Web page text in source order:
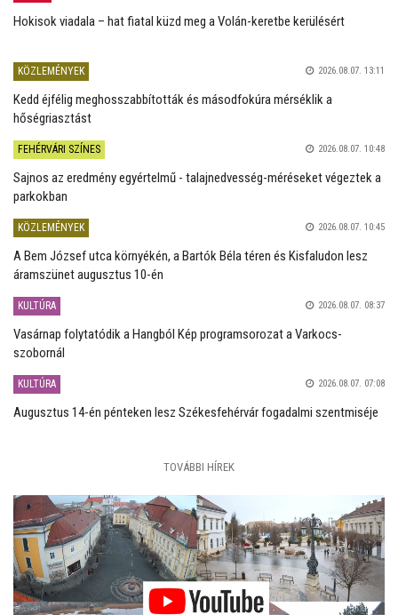
Hokisok viadala – hat fiatal küzd meg a Volán-keretbe kerülésért
KÖZLEMÉNYEK 2026.08.07. 13:11
Kedd éjfélig meghosszabbították és másodfokúra mérséklik a
hőségriasztást
FEHÉRVÁRI SZÍNES 2026.08.07. 10:48
Sajnos az eredmény egyértelmű - talajnedvesség-méréseket végeztek a
parkokban
KÖZLEMÉNYEK 2026.08.07. 10:45
A Bem József utca környékén, a Bartók Béla téren és Kisfaludon lesz
áramszünet augusztus 10-én
KULTÚRA 2026.08.07. 08:37
Vasárnap folytatódik a Hangból Kép programsorozat a Varkocs-
szobornál
KULTÚRA 2026.08.07. 07:08
Augusztus 14-én pénteken lesz Székesfehérvár fogadalmi szentmiséje
TOVÁBBI HÍREK